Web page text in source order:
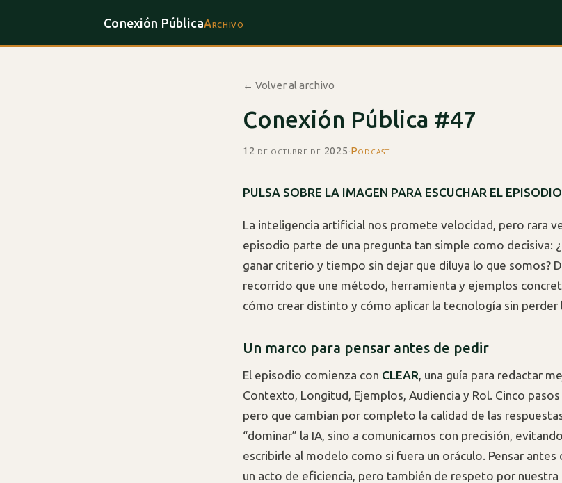
Conexión PúblicaArchivo
← Volver al archivo
Conexión Pública #47
12 de octubre de 2025·Podcast
PULSA SOBRE LA IMAGEN PARA ESCUCHAR EL EPISODIO
La inteligencia artificial nos promete velocidad, pero rara
episodio parte de una pregunta tan simple como decisiva:
ganar criterio y tiempo sin dejar que diluya lo que somos?
recorrido que une método, herramienta y ejemplos
cómo crear distinto y cómo aplicar la tecnología sin perder
Un marco para pensar antes de pedir
El episodio comienza con CLEAR , una guía para redactar
Contexto, Longitud, Ejemplos, Audiencia y Rol. Cinco
pero que cambian por completo la calidad de las
“dominar” la IA, sino a comunicarnos con precisión,
escribirle al modelo como si fuera un oráculo. Pensar
un acto de eficiencia, pero también de respeto por nuestra